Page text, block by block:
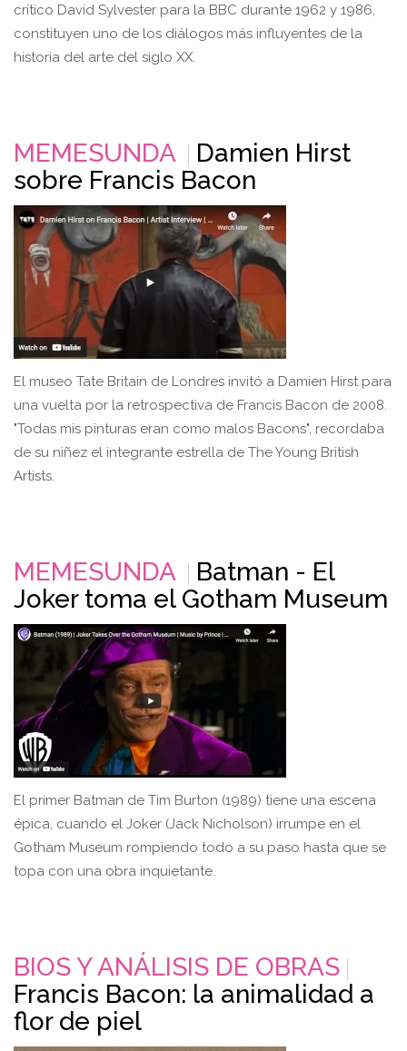
crítico David Sylvester para la BBC durante 1962 y 1986,
constituyen uno de los diálogos más influyentes de la
historia del arte del siglo XX.
MEMESUNDA
Damien Hirst
sobre Francis Bacon
El museo Tate Britain de Londres invitó a Damien Hirst para
una vuelta por la retrospectiva de Francis Bacon de 2008.
"Todas mis pinturas eran como malos Bacons", recordaba
de su niñez el integrante estrella de The Young British
Artists.
MEMESUNDA
Batman - El
Joker toma el Gotham Museum
El primer Batman de Tim Burton (1989) tiene una escena
épica, cuando el Joker (Jack Nicholson) irrumpe en el
Gotham Museum rompiendo todo a su paso hasta que se
topa con una obra inquietante.
BIOS Y ANÁLISIS DE OBRAS
Francis Bacon: la animalidad a
flor de piel